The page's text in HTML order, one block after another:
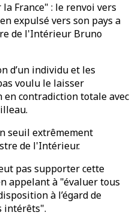
France" : le renvoi vers
expulsé vers son pays a
de l'Intérieur Bruno
d’un individu et les
voulu le laisser
contradiction totale avec
seuil extrêmement
de l'Intérieur.
pas supporter cette
appelant à "évaluer tous
à l’égard de
intérêts".